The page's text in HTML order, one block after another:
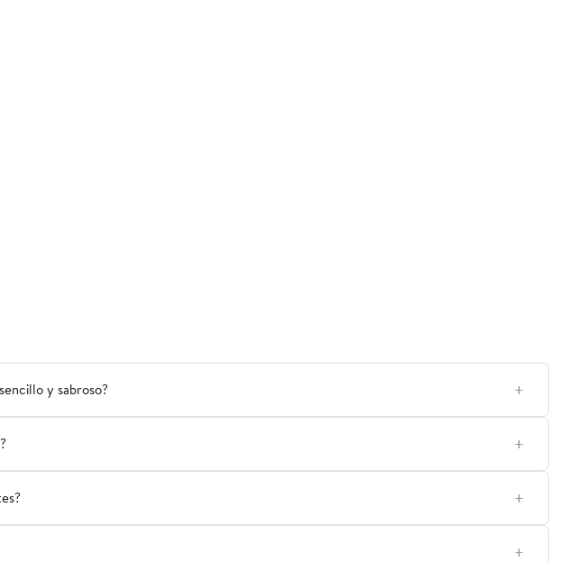
y sabroso?